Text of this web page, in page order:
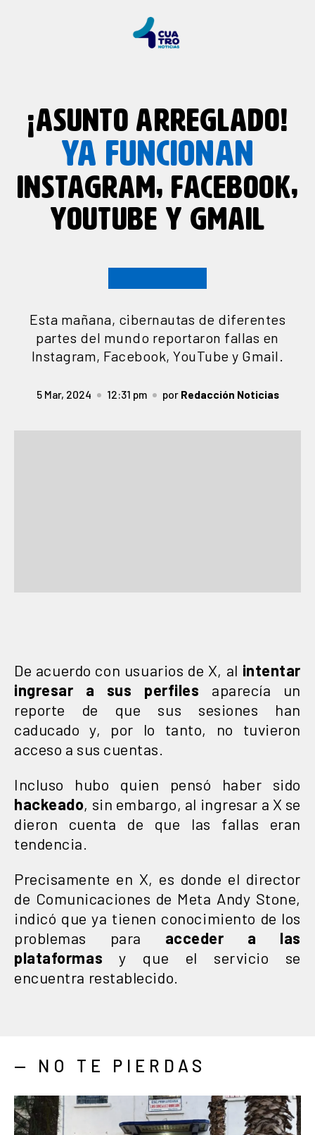
¡ASUNTO ARREGLADO!
YA FUNCIONAN
INSTAGRAM, FACEBOOK,
YOUTUBE Y GMAIL
Esta mañana, cibernautas de diferentes
partes del mundo reportaron fallas en
Instagram, Facebook, YouTube y Gmail.
5 Mar, 2024 12:31 pm por Redacción Noticias
De acuerdo con usuarios de X, al intentar
ingresar a sus perfiles aparecía un
reporte de que sus sesiones han
caducado y, por lo tanto, no tuvieron
acceso a sus cuentas.
Incluso hubo quien pensó haber sido
hackeado, sin embargo, al ingresar a X se
dieron cuenta de que las fallas eran
tendencia.
Precisamente en X, es donde el director
de Comunicaciones de Meta Andy Stone,
indicó que ya tienen conocimiento de los
problemas para acceder a las
plataformas y que el servicio se
encuentra restablecido.
— NO TE PIERDAS